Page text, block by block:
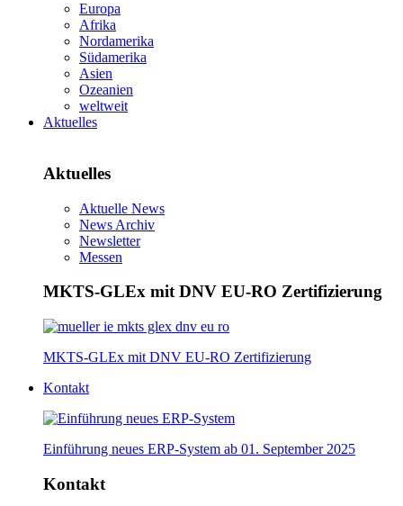
Europa
Afrika
Nordamerika
Südamerika
Asien
Ozeanien
weltweit
Aktuelles
Aktuelles
Aktuelle News
News Archiv
Newsletter
Messen
MKTS-GLEx mit DNV EU-RO Zertifizierung
MKTS-GLEx mit DNV EU-RO Zertifizierung
Kontakt
Einführung neues ERP-System ab 01. September 2025
Kontakt